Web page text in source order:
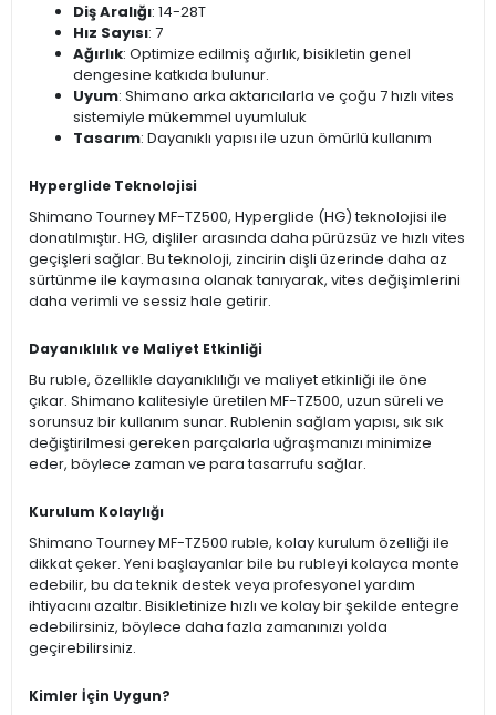
Diş Aralığı: 14-28T
Hız Sayısı: 7
Ağırlık: Optimize edilmiş ağırlık, bisikletin genel
dengesine katkıda bulunur.
Uyum: Shimano arka aktarıcılarla ve çoğu 7 hızlı vites
sistemiyle mükemmel uyumluluk
Tasarım: Dayanıklı yapısı ile uzun ömürlü kullanım
Hyperglide Teknolojisi
Shimano Tourney MF-TZ500, Hyperglide (HG) teknolojisi ile
donatılmıştır. HG, dişliler arasında daha pürüzsüz ve hızlı vites
geçişleri sağlar. Bu teknoloji, zincirin dişli üzerinde daha az
sürtünme ile kaymasına olanak tanıyarak, vites değişimlerini
daha verimli ve sessiz hale getirir.
Dayanıklılık ve Maliyet Etkinliği
Bu ruble, özellikle dayanıklılığı ve maliyet etkinliği ile öne
çıkar. Shimano kalitesiyle üretilen MF-TZ500, uzun süreli ve
sorunsuz bir kullanım sunar. Rublenin sağlam yapısı, sık sık
değiştirilmesi gereken parçalarla uğraşmanızı minimize
eder, böylece zaman ve para tasarrufu sağlar.
Kurulum Kolaylığı
Shimano Tourney MF-TZ500 ruble, kolay kurulum özelliği ile
dikkat çeker. Yeni başlayanlar bile bu rubleyi kolayca monte
edebilir, bu da teknik destek veya profesyonel yardım
ihtiyacını azaltır. Bisikletinize hızlı ve kolay bir şekilde entegre
edebilirsiniz, böylece daha fazla zamanınızı yolda
geçirebilirsiniz.
Kimler İçin Uygun?